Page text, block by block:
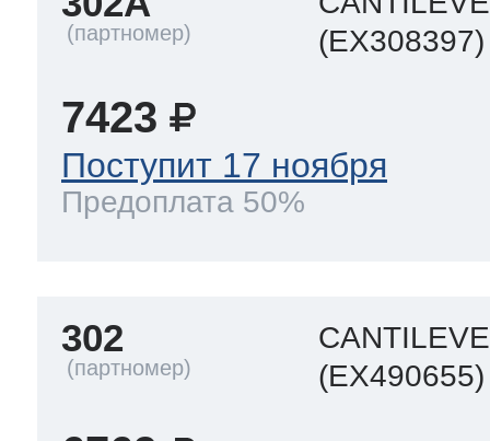
(EX308397)
7423
Поступит 17 ноября
Предоплата 50%
302
(EX490655)